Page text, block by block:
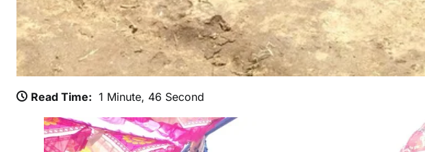
Read Time: 1 Minute, 46 Second